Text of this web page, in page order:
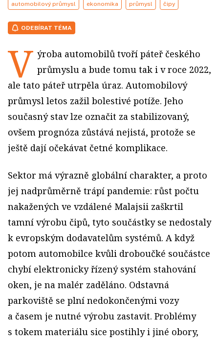
automobilový průmysl ekonomika průmysl čipy
ODEBÍRAT TÉMA
V ýroba automobilů tvoří páteř českého
průmyslu a bude tomu tak i v roce 2022,
ale tato páteř utrpěla úraz. Automobilový
průmysl letos zažil bolestivé potíže. Jeho
současný stav lze označit za stabilizovaný,
ovšem prognóza zůstává nejistá, protože se
ještě dají očekávat četné komplikace.
Sektor má výrazně globální charakter, a proto
jej nadprůměrně trápí pandemie: růst počtu
nakažených ve vzdálené Malajsii zaškrtil
tamní výrobu čipů, tyto součástky se nedostaly
k evropským dodavatelům systémů. A když
potom automobilce kvůli droboučké součástce
chybí elektronicky řízený systém stahování
oken, je na malér zaděláno. Odstavná
parkoviště se plní nedokončenými vozy
a časem je nutné výrobu zastavit. Problémy
s tokem materiálu sice postihly i jiné obory,